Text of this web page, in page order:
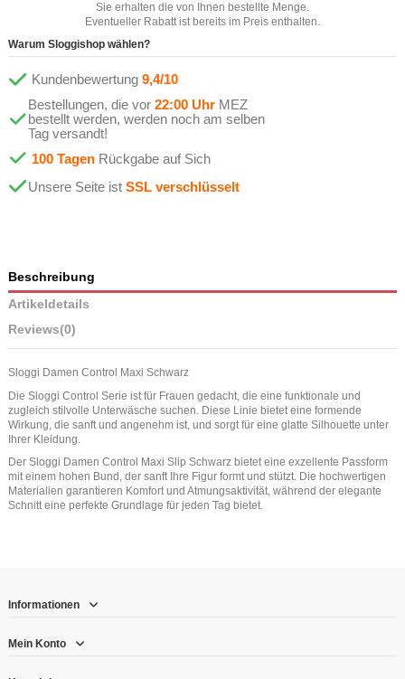
Sie erhalten die von Ihnen bestellte Menge.
Eventueller Rabatt ist bereits im Preis enthalten.
Warum Sloggishop wählen?
Kundenbewertung 9,4/10
Bestellungen, die vor 22:00 Uhr MEZ
bestellt werden, werden noch am selben
Tag versandt!
100 Tagen Rückgabe auf Sich
Unsere Seite ist SSL verschlüsselt
Beschreibung
Artikeldetails
Reviews(0)
Sloggi Damen Control Maxi Schwarz
Die Sloggi Control Serie ist für Frauen gedacht, die eine funktionale und
zugleich stilvolle Unterwäsche suchen. Diese Linie bietet eine formende
Wirkung, die sanft und angenehm ist, und sorgt für eine glatte Silhouette unter
Ihrer Kleidung.
Der Sloggi Damen Control Maxi Slip Schwarz bietet eine exzellente Passform
mit einem hohen Bund, der sanft Ihre Figur formt und stützt. Die hochwertigen
Materialien garantieren Komfort und Atmungsaktivität, während der elegante
Schnitt eine perfekte Grundlage für jeden Tag bietet.
Informationen
Mein Konto